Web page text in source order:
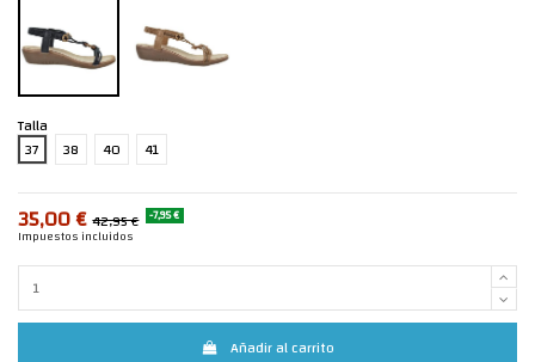
Talla
37
38 40 41
35,00 € 42,95 € -7,95 €
Impuestos incluidos
Añadir al carrito